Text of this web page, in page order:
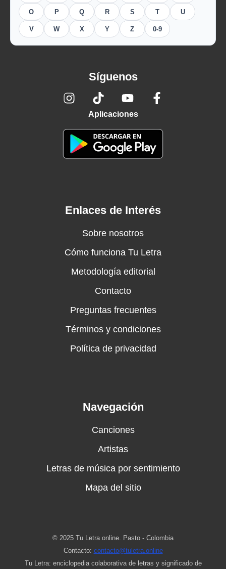
O P Q R S T U
V W X Y Z 0-9
Síguenos
Aplicaciones
Enlaces de Interés
Sobre nosotros
Cómo funciona Tu Letra
Metodología editorial
Contacto
Preguntas frecuentes
Términos y condiciones
Política de privacidad
Navegación
Canciones
Artistas
Letras de música por sentimiento
Mapa del sitio
© 2025 Tu Letra online. Pasto - Colombia
Contacto: contacto@tuletra.online
Tu Letra: enciclopedia colaborativa de letras y significado de